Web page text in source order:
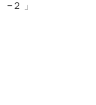
−２ 」